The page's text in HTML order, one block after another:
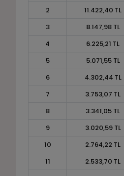
2
11.422,40 TL
3
8.147,98 TL
4
6.225,21 TL
5
5.071,55 TL
6
4.302,44 TL
7
3.753,07 TL
8
3.341,05 TL
9
3.020,59 TL
10
2.764,22 TL
11
2.533,70 TL